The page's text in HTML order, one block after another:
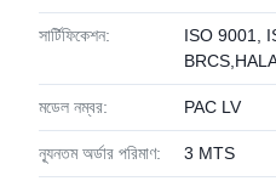
সার্টিফিকেশন:
ISO 9001,
মডেল নম্বর: PAC LV
ন্যূনতম অর্ডার পরিমাণ: 3 MTS